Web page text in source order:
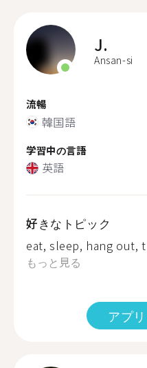
J.
Ansan-si
流暢
韓国語
学習中の言語
英語
好きなトピック
eat, sleep, hang out,
もっと見る
アプ